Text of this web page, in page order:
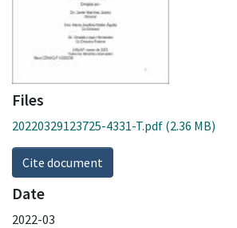
Files
20220329123725-4331-T.pdf (2.36 MB)
Cite document
Date
2022-03